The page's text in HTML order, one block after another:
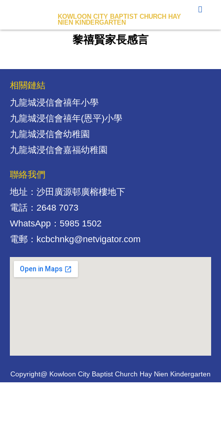
KOWLOON CITY BAPTIST CHURCH HAY
NIEN KINDERGARTEN
黎禧賢家長感言
相關鏈結
九龍城浸信會禧年小學
九龍城浸信會禧年(恩平)小學
九龍城浸信會幼稚園
九龍城浸信會嘉福幼稚園
聯絡我們
地址：沙田廣源邨廣榕樓地下
電話：2648 7073
WhatsApp：5985 1502
電郵：kcbchnkg@netvigator.com
Copyright@ Kowloon City Baptist Church Hay Nien Kindergarten